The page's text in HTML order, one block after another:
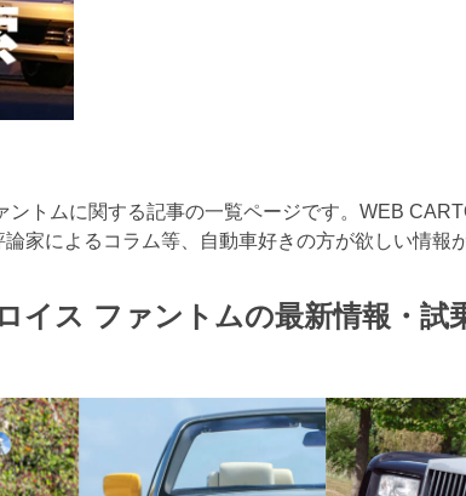
ントムに関する記事の一覧ページです。WEB
論家によるコラム等、自動車好きの方が欲しい情報
イス ファントムの最新情報・試